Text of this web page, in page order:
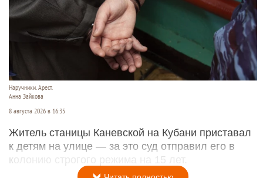
Наручники. Арест.
Анна Зайкова
8 августа 2026 в 16:35
Житель станицы Каневской на Кубани приставал
к детям на улице — за это суд отправил его в
колонию строгого режима на 15 лет.